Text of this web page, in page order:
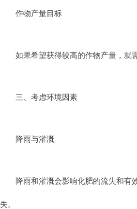
作物产量目标
如果希望获得较高的作物产量，就
三、考虑环境因素
降雨与灌溉
降雨和灌溉会影响化肥的流失和有
失。